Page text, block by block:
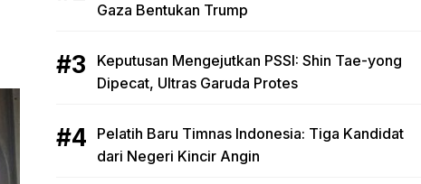
Gaza Bentukan Trump
Keputusan Mengejutkan PSSI: Shin Tae-yong
Dipecat, Ultras Garuda Protes
Pelatih Baru Timnas Indonesia: Tiga Kandidat
dari Negeri Kincir Angin